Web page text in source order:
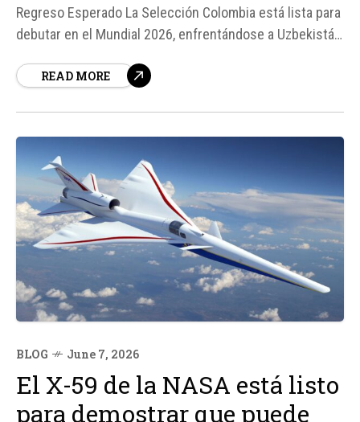
Regreso Esperado La Selección Colombia está lista para
debutar en el Mundial 2026, enfrentándose a Uzbekistán
Colombia a la competición después de 8 años, y también
READ MORE
BLOG June 7, 2026
El X-59 de la NASA está listo
para demostrar que puede